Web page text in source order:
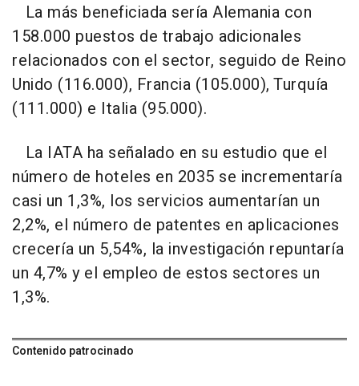
La más beneficiada sería Alemania con
158.000 puestos de trabajo adicionales
relacionados con el sector, seguido de Reino
Unido (116.000), Francia (105.000), Turquía
(111.000) e Italia (95.000).
La IATA ha señalado en su estudio que el
número de hoteles en 2035 se incrementaría
casi un 1,3%, los servicios aumentarían un
2,2%, el número de patentes en aplicaciones
crecería un 5,54%, la investigación repuntaría
un 4,7% y el empleo de estos sectores un
1,3%.
Contenido patrocinado